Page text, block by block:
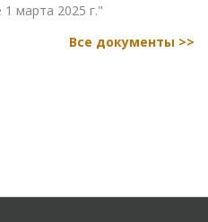
марта 2025 г."
Все документы >>